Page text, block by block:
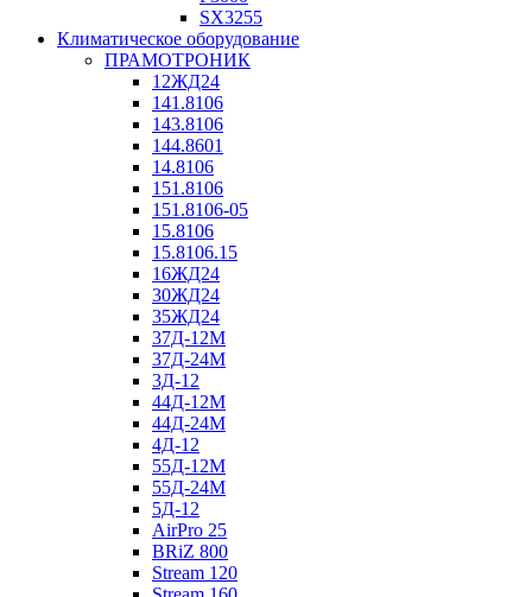
SX3255
Климатическое оборудование
ПРАМОТРОНИК
12ЖД24
141.8106
143.8106
144.8601
14.8106
151.8106
151.8106-05
15.8106
15.8106.15
16ЖД24
30ЖД24
35ЖД24
37Д-12М
37Д-24М
3Д-12
44Д-12М
44Д-24М
4Д-12
55Д-12М
55Д-24М
5Д-12
AirPro 25
BRiZ 800
Stream 120